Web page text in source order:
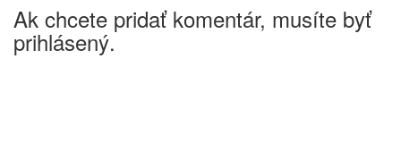
Ak chcete pridať komentár, musíte byť
prihlásený.